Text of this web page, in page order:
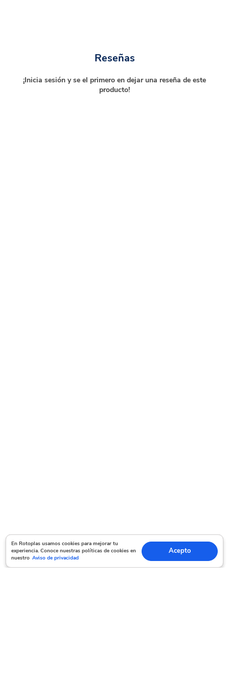
En Rotoplas usamos cookies para mejorar tu experiencia. Conoce nuestras políticas
de cookies en nuestro Aviso de privacidad Acepto
En Rotoplas usamos cookies para mejorar tu
experiencia. Conoce nuestras políticas de cookies en
nuestro Aviso de privacidad
Acepto
Reseñas
¡Inicia sesión y se el primero en dejar una reseña de este
producto!